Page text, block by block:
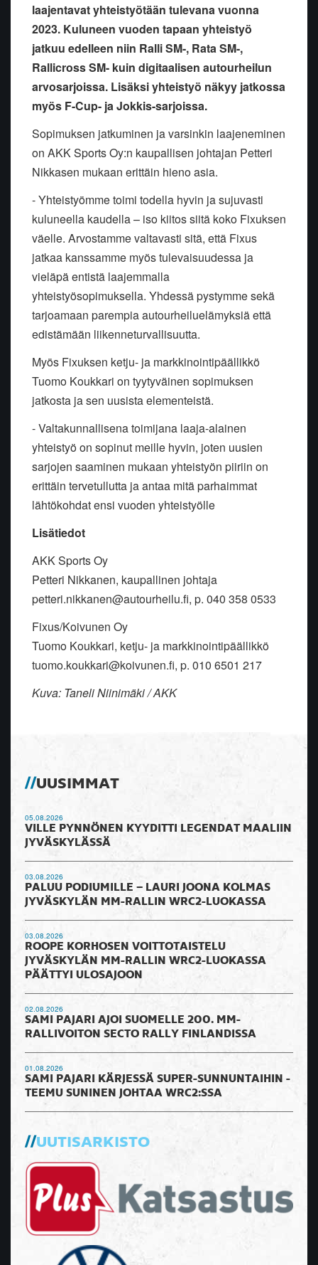
laajentavat yhteistyötään tulevana vuonna
2023. Kuluneen vuoden tapaan yhteistyö
jatkuu edelleen niin Ralli SM-, Rata SM-,
Rallicross SM- kuin digitaalisen autourheilun
arvosarjoissa. Lisäksi yhteistyö näkyy jatkossa
myös F-Cup- ja Jokkis-sarjoissa.
Sopimuksen jatkuminen ja varsinkin laajeneminen
on AKK Sports Oy:n kaupallisen johtajan Petteri
Nikkasen mukaan erittäin hieno asia.
- Yhteistyömme toimi todella hyvin ja sujuvasti
kuluneella kaudella – iso kiitos siitä koko Fixuksen
väelle. Arvostamme valtavasti sitä, että Fixus
jatkaa kanssamme myös tulevaisuudessa ja
vieläpä entistä laajemmalla
yhteistyösopimuksella. Yhdessä pystymme sekä
tarjoamaan parempia autourheiluelämyksiä että
edistämään liikenneturvallisuutta.
Myös Fixuksen ketju- ja markkinointipäällikkö
Tuomo Koukkari on tyytyväinen sopimuksen
jatkosta ja sen uusista elementeistä.
- Valtakunnallisena toimijana laaja-alainen
yhteistyö on sopinut meille hyvin, joten uusien
sarjojen saaminen mukaan yhteistyön piiriin on
erittäin tervetullutta ja antaa mitä parhaimmat
lähtökohdat ensi vuoden yhteistyölle
Lisätiedot
AKK Sports Oy
Petteri Nikkanen, kaupallinen johtaja
petteri.nikkanen@autourheilu.fi, p. 040 358 0533
Fixus/Koivunen Oy
Tuomo Koukkari, ketju- ja markkinointipäällikkö
tuomo.koukkari@koivunen.fi, p. 010 6501 217
Kuva: Taneli Niinimäki / AKK
UUSIMMAT
05.08.2026
VILLE PYNNÖNEN KYYDITTI LEGENDAT MAALIIN
JYVÄSKYLÄSSÄ
03.08.2026
PALUU PODIUMILLE – LAURI JOONA KOLMAS
JYVÄSKYLÄN MM-RALLIN WRC2-LUOKASSA
03.08.2026
ROOPE KORHOSEN VOITTOTAISTELU
JYVÄSKYLÄN MM-RALLIN WRC2-LUOKASSA
PÄÄTTYI ULOSAJOON
02.08.2026
SAMI PAJARI AJOI SUOMELLE 200. MM-
RALLIVOITON SECTO RALLY FINLANDISSA
01.08.2026
SAMI PAJARI KÄRJESSÄ SUPER-SUNNUNTAIHIN -
TEEMU SUNINEN JOHTAA WRC2:SSA
UUTISARKISTO